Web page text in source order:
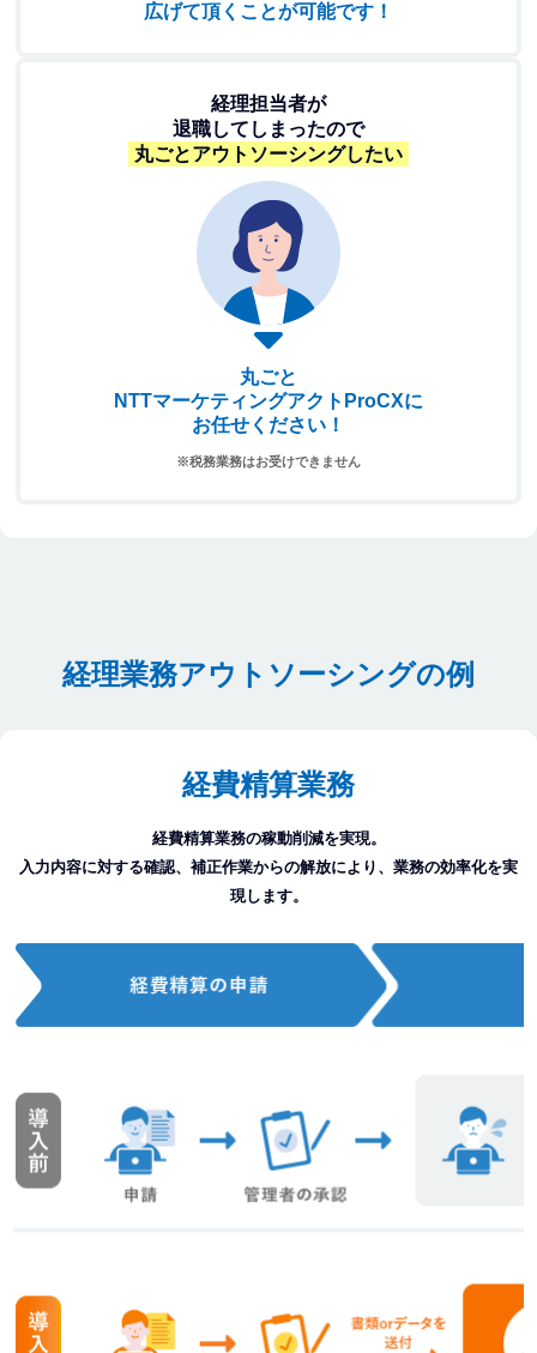
広げて頂くことが可能です！
経理担当者が
退職してしまったので
丸ごとアウトソーシングしたい
丸ごと
NTTマーケティングアクトProCXに
お任せください！
※税務業務はお受けできません
経理業務アウトソーシングの例
経費精算業務
経費精算業務の稼動削減を実現。
入力内容に対する確認、補正作業からの解放により、業務の効率化を実
現します。